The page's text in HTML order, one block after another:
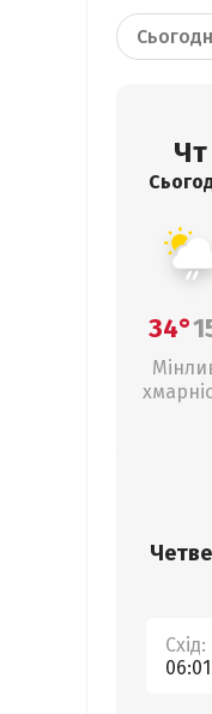
Чт
34°
Схід:
06:01